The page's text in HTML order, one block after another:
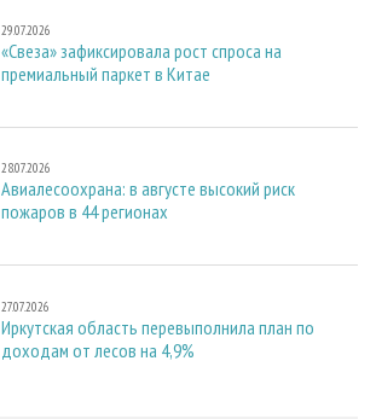
29.07.2026
«Свеза» зафиксировала рост спроса на
премиальный паркет в Китае
28.07.2026
Авиалесоохрана: в августе высокий риск
пожаров в 44 регионах
27.07.2026
Иркутская область перевыполнила план по
доходам от лесов на 4,9%